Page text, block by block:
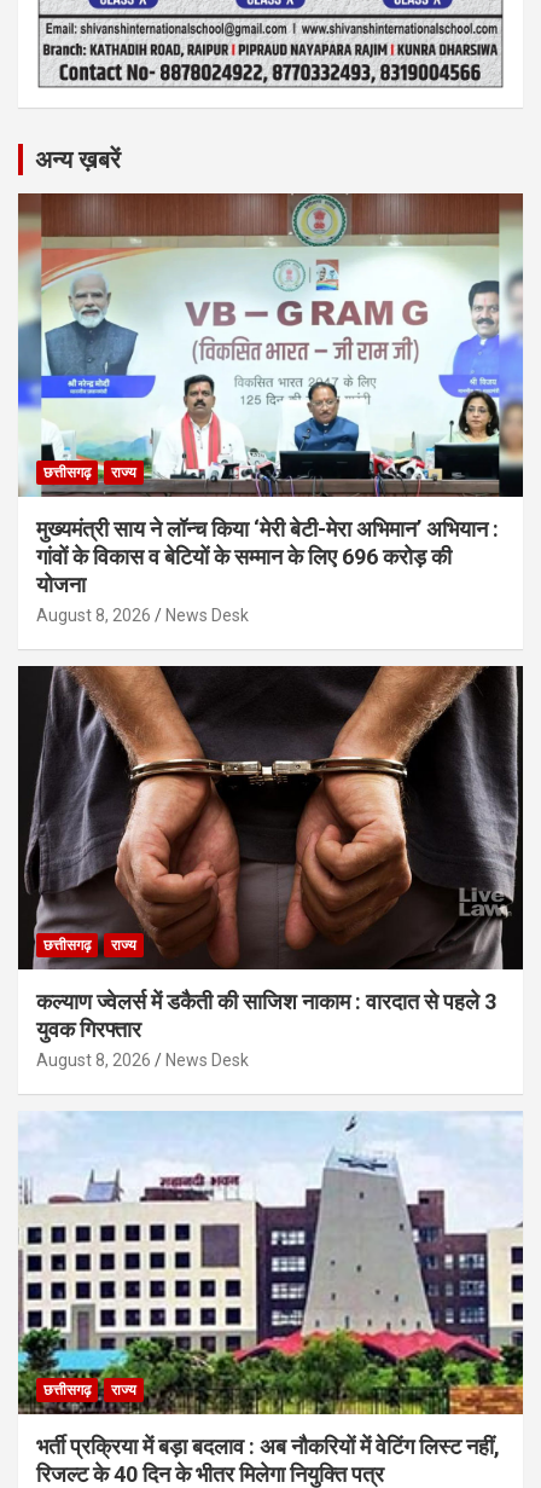
अन्य ख़बरें
छत्तीसगढ़ राज्य
मुख्यमंत्री साय ने लॉन्च किया ‘मेरी बेटी-मेरा अभिमान’ अभियान :
गांवों के विकास व बेटियों के सम्मान के लिए 696 करोड़ की
योजना
August 8, 2026 News Desk
छत्तीसगढ़ राज्य
कल्याण ज्वेलर्स में डकैती की साजिश नाकाम : वारदात से पहले 3
युवक गिरफ्तार
August 8, 2026 News Desk
छत्तीसगढ़ राज्य
भर्ती प्रक्रिया में बड़ा बदलाव : अब नौकरियों में वेटिंग लिस्ट नहीं,
रिजल्ट के 40 दिन के भीतर मिलेगा नियुक्ति पत्र